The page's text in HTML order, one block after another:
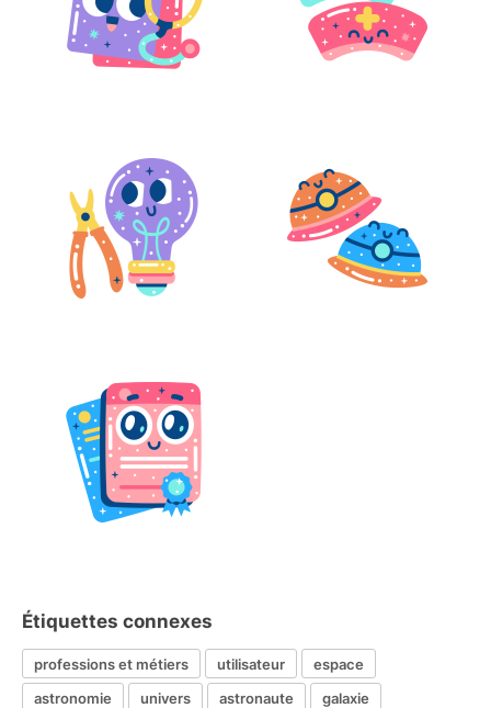
Étiquettes connexes
professions et métiers utilisateur
espace
astronomie
univers astronaute galaxie